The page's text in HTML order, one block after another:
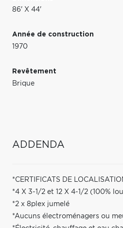
86' X 44'
Année de construction
1970
Revêtement
Brique
ADDENDA
*CERTIFICATS DE
*4 X 3-1/2 et 12 X 4-1/2 (100%
*2 x 8plex jumelé
*Aucuns électroménagers ou